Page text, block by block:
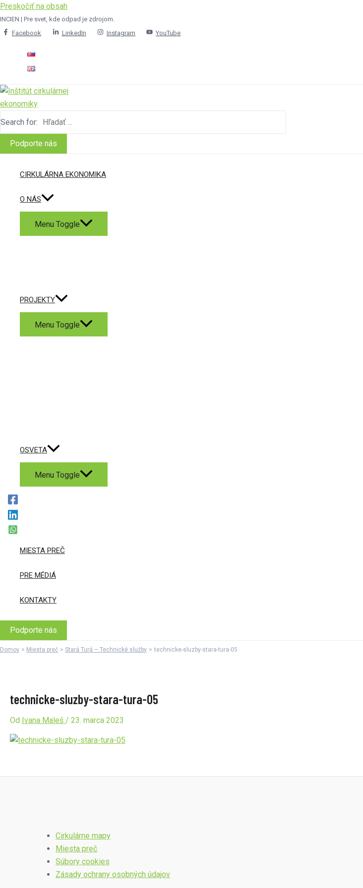
Preskočiť na obsah
INCIEN | Pre svet, kde odpad je zdrojom.
Facebook
LinkedIn Instagram YouTube
Search for:
Podporte nás
CIRKULÁRNA EKONOMIKA
O NÁS
Menu Toggle
PROJEKTY
Menu Toggle
OSVETA
Menu Toggle
MIESTA PREČ
PRE MÉDIÁ
KONTAKTY
Podporte nás
Domov Miesta preč Stará Turá – Technické služby technicke-sluzby-stara-tura-05
technicke-sluzby-stara-tura-05
Od Ivana Maleš / 23. marca 2023
Cirkulárne mapy
Miesta preč
Súbory cookies
Zásady ochrany osobných údajov